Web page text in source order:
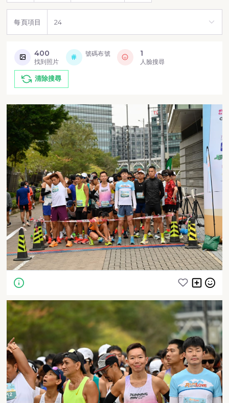
每頁項目
400
找到照片
號碼布號 1
人臉搜尋
清除搜尋